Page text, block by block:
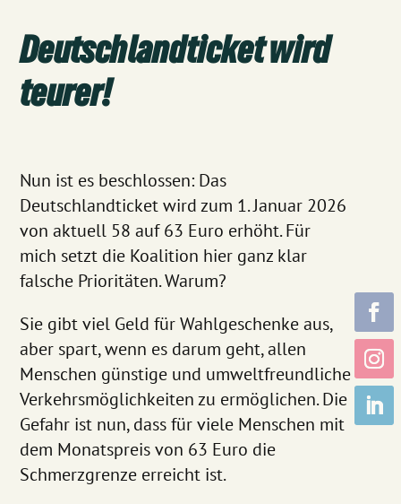
Deutschlandticket wird
teurer!
Nun ist es beschlossen: Das
Deutschlandticket wird zum 1. Januar 2026
von aktuell 58 auf 63 Euro erhöht. Für
mich setzt die Koalition hier ganz klar
falsche Prioritäten. Warum?
Sie gibt viel Geld für Wahlgeschenke aus,
aber spart, wenn es darum geht, allen
Menschen günstige und umweltfreundliche
Verkehrsmöglichkeiten zu ermöglichen. Die
Gefahr ist nun, dass für viele Menschen mit
dem Monatspreis von 63 Euro die
Schmerzgrenze erreicht ist.